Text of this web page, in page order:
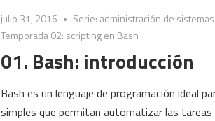
julio 31, 2016 Serie: administración de
Temporada 02: scripting en Bash
01. Bash: introducción
Bash es un lenguaje de programación ideal
simples que permitan automatizar las tareas